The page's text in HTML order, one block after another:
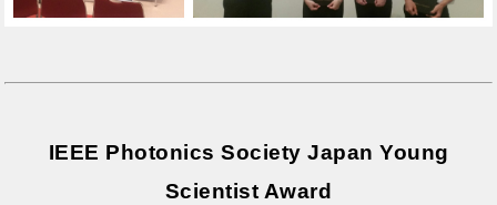
IEEE Photonics Society Japan Young
Scientist Award